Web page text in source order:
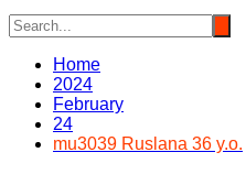
Home
2024
February
24
mu3039 Ruslana 36 y.o.